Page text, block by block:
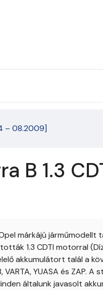
– 08.2009]
B 1.3
márkájú járműmodellt
1.3 CDTI motorral
akkumulátort talál a
VARTA, YUASA és ZAP.
általunk javasolt